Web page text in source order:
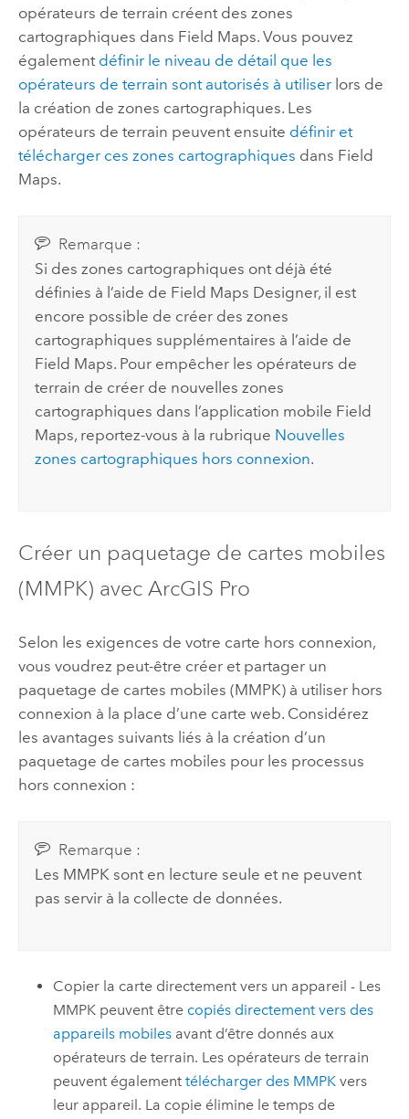
opérateurs de terrain créent des zones
cartographiques dans Field Maps. Vous pouvez
également définir le niveau de détail que les
opérateurs de terrain sont autorisés à utiliserlors de
la création de zones cartographiques. Les
opérateurs de terrain peuvent ensuite définir et
télécharger ces zones cartographiques dans Field
Maps.
Remarque :
Si des zones cartographiques ont déjà été
définies à l’aide de Field Maps Designer, il est
encore possible de créer des zones
cartographiques supplémentaires à l’aide de
Field Maps. Pour empêcher les opérateurs de
terrain de créer de nouvelles zones
cartographiques dans l’application mobile Field
Maps, reportez-vous à la rubrique Nouvelles
zones cartographiques hors connexion.
Créer un paquetage de cartes mobiles
(MMPK) avec ArcGIS Pro
Selon les exigences de votre carte hors connexion,
vous voudrez peut-être créer et partager un
paquetage de cartes mobiles (MMPK) à utiliser hors
connexion à la place d’une carte web. Considérez
les avantages suivants liés à la création d’un
paquetage de cartes mobiles pour les processus
hors connexion :
Remarque :
Les MMPK sont en lecture seule et ne peuvent
pas servir à la collecte de données.
Copier la carte directement vers un appareil - Les
MMPK peuvent être copiés directement vers des
appareils mobiles avant d’être donnés aux
opérateurs de terrain. Les opérateurs de terrain
peuvent égalementtélécharger des MMPK vers
leur appareil. La copie élimine le temps de